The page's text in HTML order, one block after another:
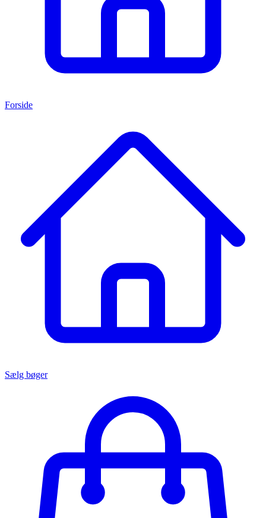
Forside
Sælg bøger